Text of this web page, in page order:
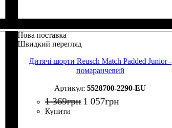
Нова поставка
Швидкий перегляд
Дитячі шорти Reusch Match Padded Junior -
помаранчевий
5528700-2290-EU
1 369грн 1 057грн
Купити